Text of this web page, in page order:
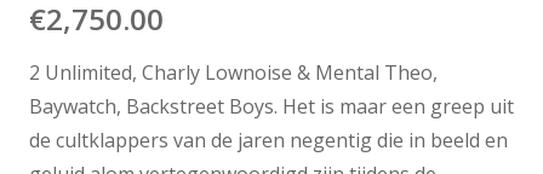
€2,750.00
2 Unlimited, Charly Lownoise & Mental Theo,
Baywatch, Backstreet Boys. Het is maar een greep uit
de cultklappers van de jaren negentig die in beeld en